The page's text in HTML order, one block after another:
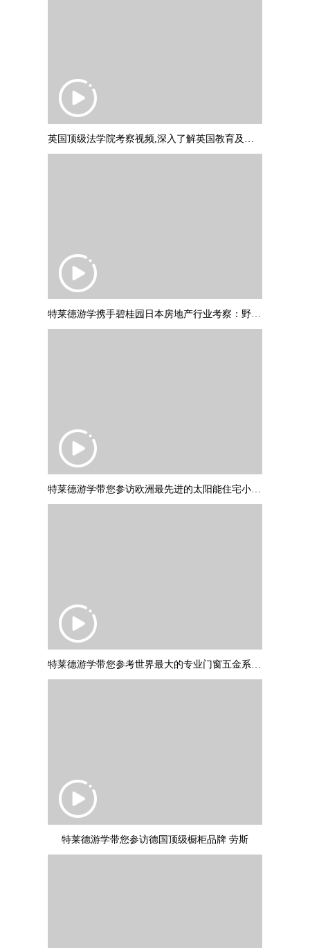
英国顶级法学院考察视频,深入了解英国教育及文化
特莱德游学携手碧桂园日本房地产行业考察：野村不动产调研参访
特莱德游学带您参访欧洲最先进的太阳能住宅小区：德国弗莱堡“太阳船
特莱德游学带您参考世界最大的专业门窗五金系统制作商：德国诺托集团
特莱德游学带您参访德国顶级橱柜品牌 劳斯